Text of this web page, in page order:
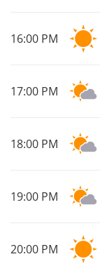
16:00 PM
17:00 PM
18:00 PM
19:00 PM
20:00 PM